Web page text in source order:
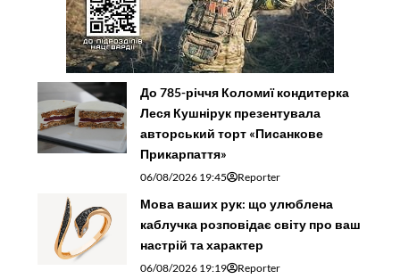
До 785-річчя Коломиї кондитерка
Леся Кушнірук презентувала
авторський торт «Писанкове
Прикарпаття»
06/08/2026 19:45 Reporter
Мова ваших рук: що улюблена
каблучка розповідає світу про ваш
настрій та характер
06/08/2026 19:19 Reporter